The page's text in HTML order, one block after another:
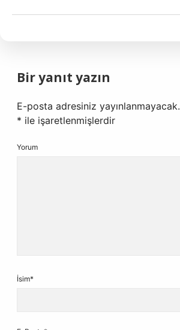
Bir yanıt yazın
E-posta adresiniz yayınlanmayacak.
* ile işaretlenmişlerdir
Yorum
İsim*